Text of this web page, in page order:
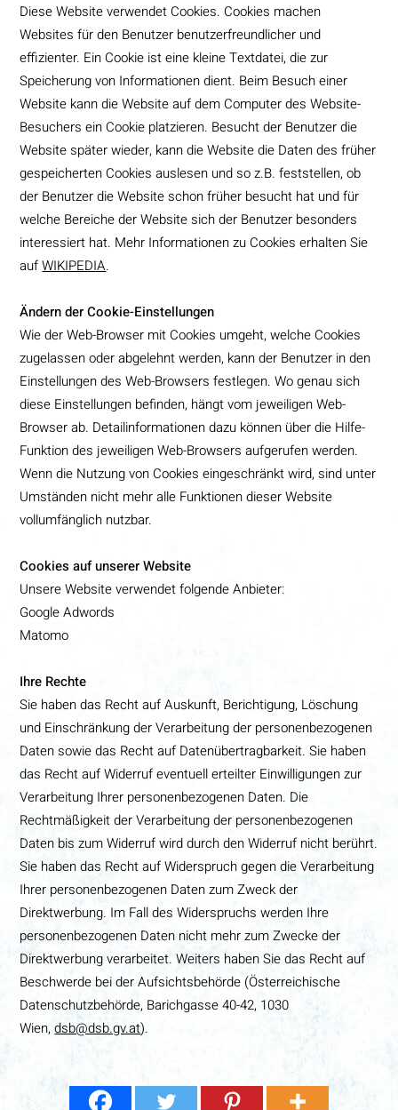
Diese Website verwendet Cookies. Cookies machen
Websites für den Benutzer benutzerfreundlicher und
effizienter. Ein Cookie ist eine kleine Textdatei, die zur
Speicherung von Informationen dient. Beim Besuch einer
Website kann die Website auf dem Computer des Website-
Besuchers ein Cookie platzieren. Besucht der Benutzer die
Website später wieder, kann die Website die Daten des früher
gespeicherten Cookies auslesen und so z.B. feststellen, ob
der Benutzer die Website schon früher besucht hat und für
welche Bereiche der Website sich der Benutzer besonders
interessiert hat. Mehr Informationen zu Cookies erhalten Sie
aufWIKIPEDIA.
Ändern der Cookie-Einstellungen
Wie der Web-Browser mit Cookies umgeht, welche Cookies
zugelassen oder abgelehnt werden, kann der Benutzer in den
Einstellungen des Web-Browsers festlegen. Wo genau sich
diese Einstellungen befinden, hängt vom jeweiligen Web-
Browser ab. Detailinformationen dazu können über die Hilfe-
Funktion des jeweiligen Web-Browsers aufgerufen werden.
Wenn die Nutzung von Cookies eingeschränkt wird, sind unter
Umständen nicht mehr alle Funktionen dieser Website
vollumfänglich nutzbar.
Cookies auf unserer Website
Unsere Website verwendet folgende Anbieter:
Google Adwords
Matomo
Ihre Rechte
Sie haben das Recht auf Auskunft, Berichtigung, Löschung
und Einschränkung der Verarbeitung der personenbezogenen
Daten sowie das Recht auf Datenübertragbarkeit. Sie haben
das Recht auf Widerruf eventuell erteilter Einwilligungen zur
Verarbeitung Ihrer personenbezogenen Daten. Die
Rechtmäßigkeit der Verarbeitung der personenbezogenen
Daten bis zum Widerruf wird durch den Widerruf nicht berührt.
Sie haben das Recht auf Widerspruch gegen die Verarbeitung
Ihrer personenbezogenen Daten zum Zweck der
Direktwerbung. Im Fall des Widerspruchs werden Ihre
personenbezogenen Daten nicht mehr zum Zwecke der
Direktwerbung verarbeitet. Weiters haben Sie das Recht auf
Beschwerde bei der Aufsichtsbehörde (Österreichische
Datenschutzbehörde, Barichgasse 40-42, 1030
Wien,dsb@dsb.gv.at).